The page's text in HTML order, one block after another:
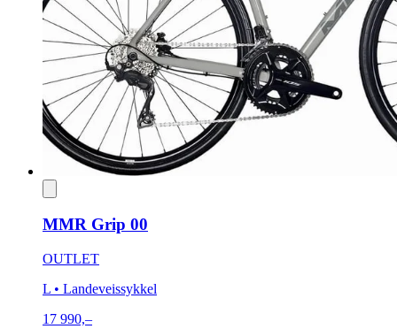
MMR Grip 00
OUTLET
L • Landeveissykkel
17 990,–